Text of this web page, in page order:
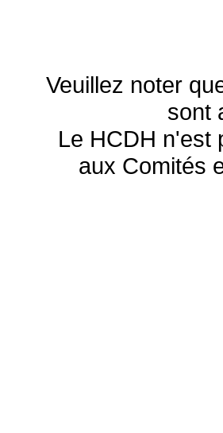
Veuillez noter
sont
Le HCDH n'est
aux Comités